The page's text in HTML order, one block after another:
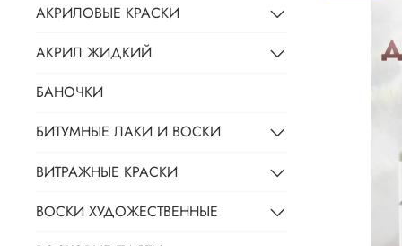
АКРИЛОВЫЕ КРАСКИ
АКРИЛ ЖИДКИЙ
БАНОЧКИ
БИТУМНЫЕ ЛАКИ И ВОСКИ
ВИТРАЖНЫЕ КРАСКИ
ВОСКИ ХУДОЖЕСТВЕННЫЕ